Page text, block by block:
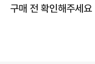
구매 전 확인해주세요